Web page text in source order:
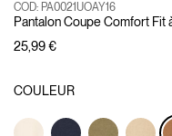
Pantalon Coupe Comfort Fit
COD: PA0021UOAY16
25,99 €
COULEUR